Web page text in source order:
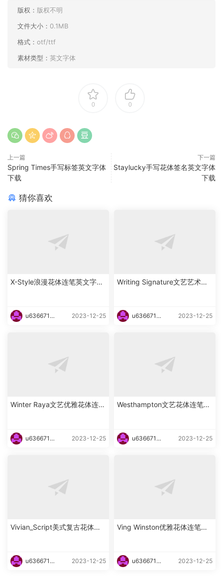
版权： 版权不明
文件大小： 0.1MB
格式： otf/ttf
素材类型： 英文字体
0 0
上一篇
Spring Times手写标签英文字体
下载
下一篇
Staylucky手写花体签名英文字体
下载
猜你喜欢
X-Style浪漫花体连笔英文字体
u6366719
2023-12-25
Writing Signature文艺艺术花
u6366719
2023-12-25
Winter Raya文艺优雅花体连笔
u6366719
2023-12-25
Westhampton文艺花体连笔英
u6366719
2023-12-25
Vivian_Script美式复古花体英
u6366719
2023-12-25
Ving Winston优雅花体连笔英
u6366719
2023-12-25